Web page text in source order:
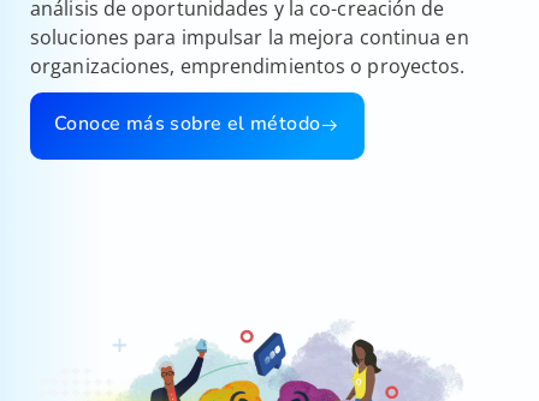
análisis de oportunidades y la co-creación de
soluciones para impulsar la mejora continua en
organizaciones, emprendimientos o proyectos.
Conoce más sobre el método